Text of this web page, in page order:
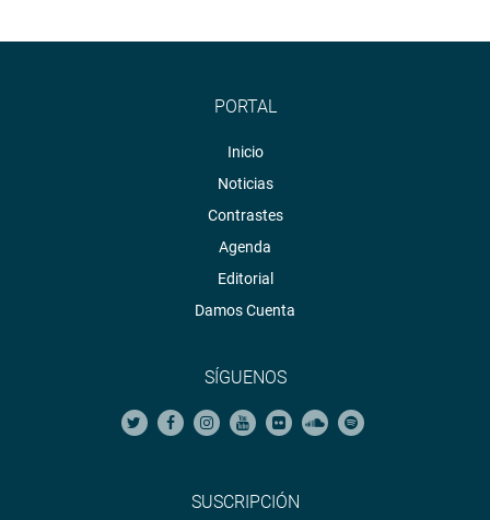
PORTAL
Inicio
Noticias
Contrastes
Agenda
Editorial
Damos Cuenta
SÍGUENOS
SUSCRIPCIÓN